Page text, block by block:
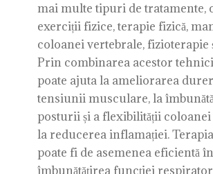
mai multe tipuri de tratamente,
exerciții fizice, terapie fizică,
coloanei vertebrale, fizioterapie
Prin combinarea acestor
poate ajuta la ameliorarea
tensiunii musculare, la
posturii și a flexibilității coloanei
la reducerea inflamației.
poate fi de asemenea eficientă în
îmbunătățirea funcției